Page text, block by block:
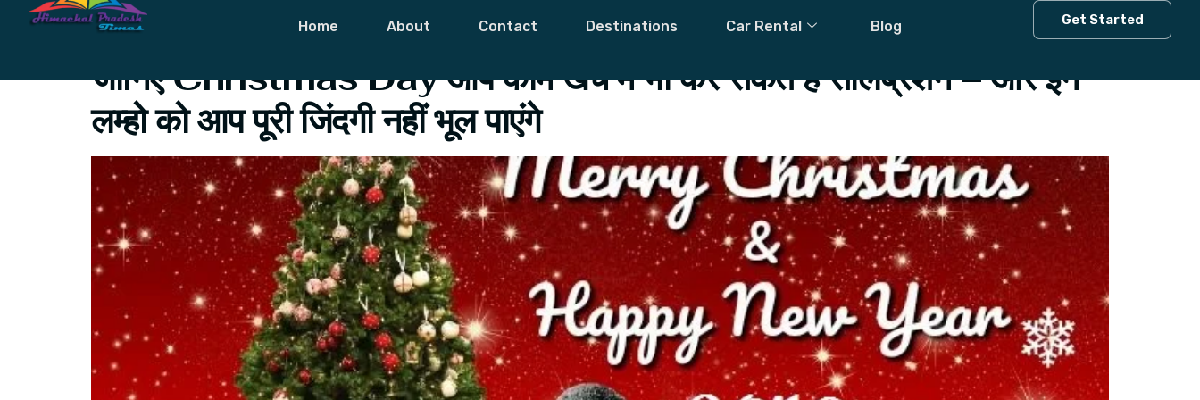
Home About Contact Destinations Car Rental Blog Get Started
Tag: Christmas Day
जानिए Christmas Day आप काम खर्च में भी कर सकते है सेलिब्रेशन – और इन
लम्हो को आप पूरी जिंदगी नहीं भूल पाएंगे